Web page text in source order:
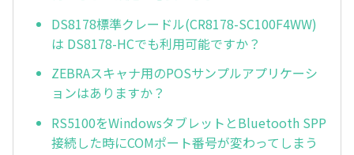
DS8178標準クレードル(CR8178-SC100F4WW)
は DS8178-HCでも利用可能ですか？
ZEBRAスキャナ用のPOSサンプルアプリケーシ
ョンはありますか？
RS5100をWindowsタブレットとBluetooth SPP
接続した時にCOMポート番号が変わってしまう